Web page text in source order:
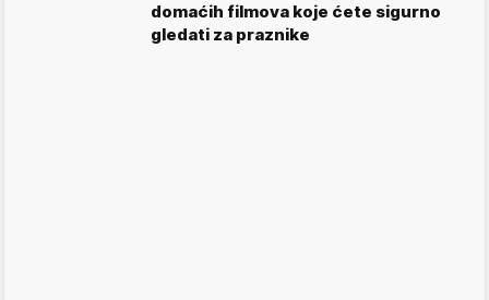
domaćih filmova koje ćete sigurno
gledati za praznike